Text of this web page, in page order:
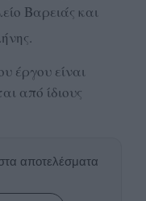
Βαρειάς και
έργου είναι
από ίδιους
αποτελέσματα